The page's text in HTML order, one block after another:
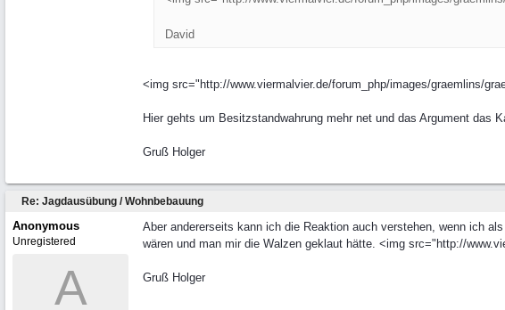
David
<img src="http://www.viermalvier.de/forum_php/images/graemlins/
Hier gehts um Besitzstandwahrung mehr net und das Argument
Gruß Holger
Re: Jagdausübung / Wohnbebauung
Anonymous
Unregistered
A
Aber andererseits kann ich die Reaktion auch verstehen, wenn ich
wären und man mir die Walzen geklaut hätte. <img src="http://
Gruß Holger